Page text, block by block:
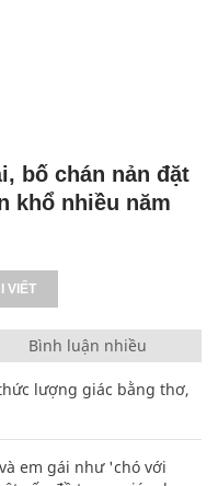
bố chán nản đặt
khổ nhiều năm
VIẾT
Bình luận nhiều
lượng giác bằng thơ,
em gái như 'chó với